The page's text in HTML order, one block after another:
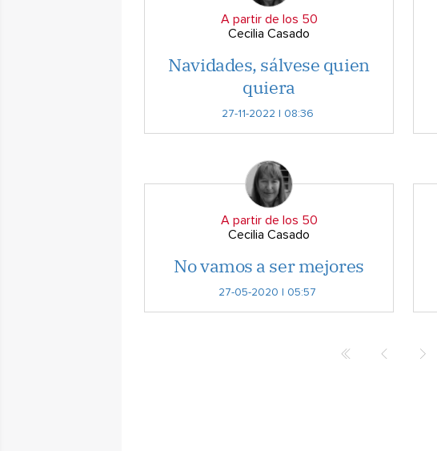
A partir de los 50
Cecilia Casado
Navidades, sálvese quien
quiera
27-11-2022 | 08:36
A partir de los 50
Cecilia Casado
No vamos a ser mejores
27-05-2020 | 05:57